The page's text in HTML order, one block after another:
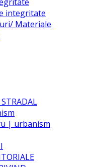
integritate
Materiale
| urbanism